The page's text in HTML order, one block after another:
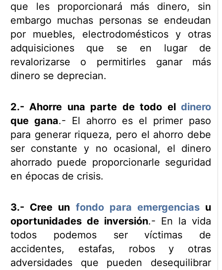
que les proporcionará más dinero, sin
embargo muchas personas se endeudan
por muebles, electrodomésticos y otras
adquisiciones que se en lugar de
revalorizarse o permitirles ganar más
dinero se deprecian.
2.- Ahorre una parte de todo eldinero
que gana.- El ahorro es el primer paso
para generar riqueza, pero el ahorro debe
ser constante y no ocasional, el dinero
ahorrado puede proporcionarle seguridad
en épocas de crisis.
3.- Cree un fondo para emergenciasu
oportunidades de inversión.- En la vida
todos podemos ser víctimas de
accidentes, estafas, robos y otras
adversidades que pueden desequilibrar